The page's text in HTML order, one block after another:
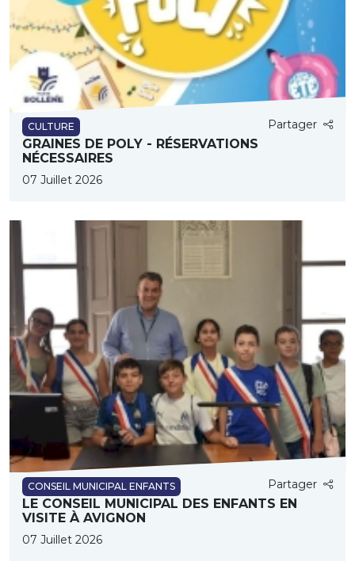
CULTURE Partager
GRAINES DE POLY - RÉSERVATIONS
NÉCESSAIRES
07 Juillet 2026
CONSEIL MUNICIPAL ENFANTS Partager
LE CONSEIL MUNICIPAL DES ENFANTS EN
VISITE À AVIGNON
07 Juillet 2026